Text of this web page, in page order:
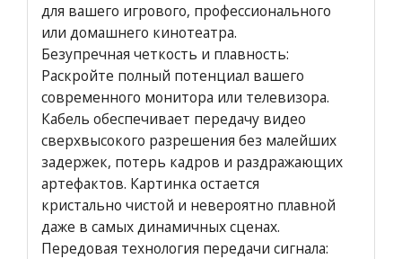
для вашего игрового, профессионального
или домашнего кинотеатра.
Безупречная четкость и плавность:
Раскройте полный потенциал вашего
современного монитора или телевизора.
Кабель обеспечивает передачу видео
сверхвысокого разрешения без малейших
задержек, потерь кадров и раздражающих
артефактов. Картинка остается
кристально чистой и невероятно плавной
даже в самых динамичных сценах.
Передовая технология передачи сигнала: